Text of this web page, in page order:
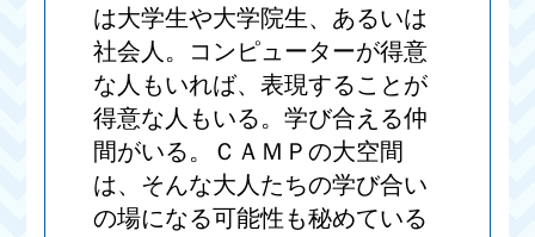
は大学生や大学院生、あるいは
社会人。コンピューターが得意
な人もいれば、表現することが
得意な人もいる。学び合える仲
間がいる。ＣＡＭＰの大空間
は、そんな大人たちの学び合い
の場になる可能性も秘めている